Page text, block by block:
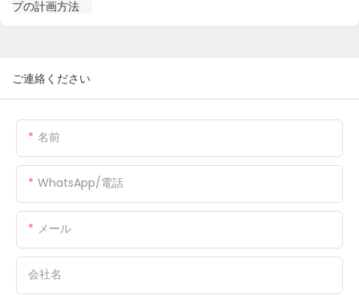
ご連絡ください
名前
WhatsApp/電話
メール
会社名